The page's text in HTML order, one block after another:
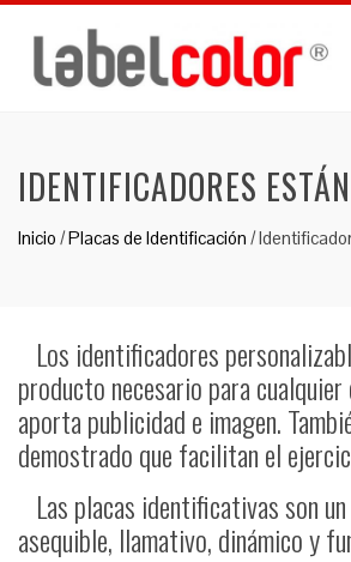
IDENTIFICADORES
Inicio /Placas de Identificación /
Los identificadores
producto necesario para cualquier
aporta publicidad e imagen.
demostrado que facilitan el
Las placas identificativas son
asequible, llamativo, dinámico y